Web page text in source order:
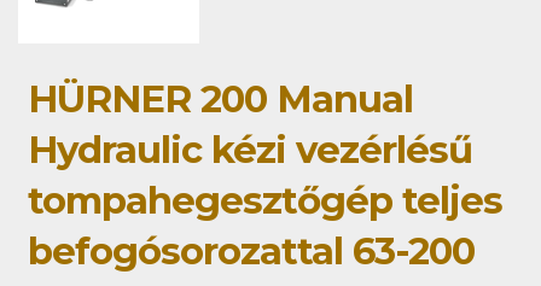
HÜRNER 200 Manual
Hydraulic kézi vezérlésű
tompahegesztőgép teljes
befogósorozattal 63-200